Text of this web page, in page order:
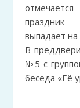
праздник
выпадает на
В
№5 с
беседа «Её